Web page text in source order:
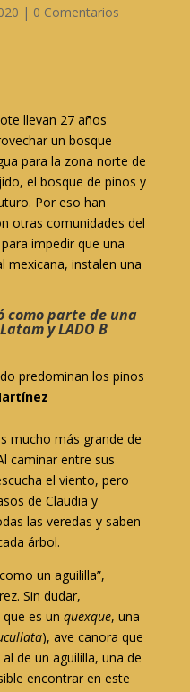
| 0 Comentarios
llevan 27 años
un bosque
para la zona norte de
el bosque de pinos y
Por eso han
otras comunidades del
impedir que una
mexicana, instalen una
como parte de una
y LADO B
predominan los pinos
mucho más grande de
caminar entre sus
el viento, pero
de Claudia y
las veredas y saben
árbol.
un aguililla”,
Sin dudar,
es un quexque, una
), ave canora que
de un aguililla, una de
encontrar en este